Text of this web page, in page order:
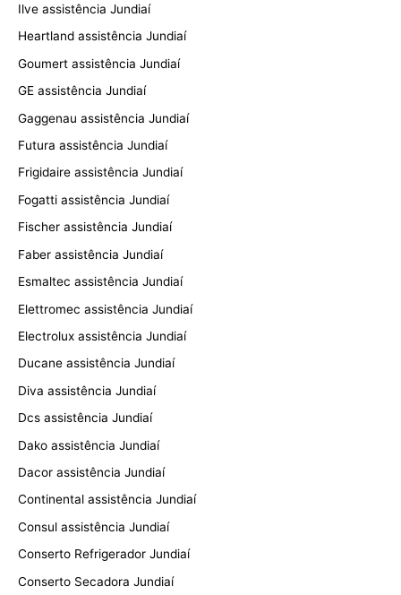
Ilve assistência Jundiaí
Heartland assistência Jundiaí
Goumert assistência Jundiaí
GE assistência Jundiaí
Gaggenau assistência Jundiaí
Futura assistência Jundiaí
Frigidaire assistência Jundiaí
Fogatti assistência Jundiaí
Fischer assistência Jundiaí
Faber assistência Jundiaí
Esmaltec assistência Jundiaí
Elettromec assistência Jundiaí
Electrolux assistência Jundiaí
Ducane assistência Jundiaí
Diva assistência Jundiaí
Dcs assistência Jundiaí
Dako assistência Jundiaí
Dacor assistência Jundiaí
Continental assistência Jundiaí
Consul assistência Jundiaí
Conserto Refrigerador Jundiaí
Conserto Secadora Jundiaí